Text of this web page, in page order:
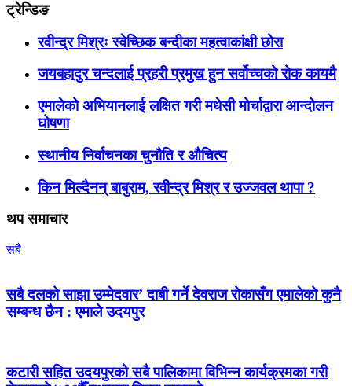
ट्रेन्डिङ
रवीन्द्र मिश्रः स्वेच्छिक बन्दीका महत्वाकांक्षी छोरा
जयबहादुर चन्दलाई प्रहरी प्रमुख हुन सर्वोच्चको रोक कायमै
एमालेको अभियानलाई लक्षित गरी मधेसी मोर्चाद्वारा आन्दोलन
घोषणा
स्थानीय निर्वाचनका चुनौति र औचित्य
किन मिल्दैनन् बाबुराम, रवीन्द्र मिश्र र उज्जवल थापा ?
थप समाचार
सबै
सबै दलको साझा उम्मेदवार’ दाबी गर्ने देवराज रोकासँग एमालेको कुनै
सम्बन्ध छैन : एमाले उदयपुर
कटारी सहित उदयपुरको सबै पालिकामा विभिन्न कार्यक्रमका गरी